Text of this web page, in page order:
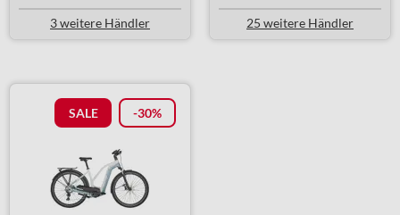
3 weitere Händler 25 weitere Händler
SALE -30%